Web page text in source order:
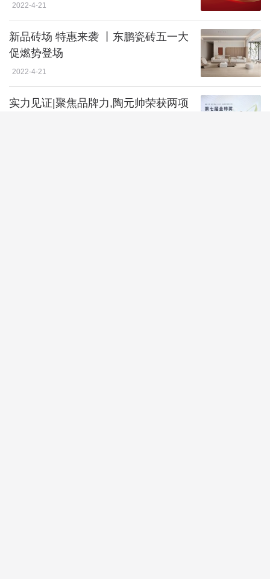
2022-4-21
新品砖场 特惠来袭 丨东鹏瓷砖五一大
促燃势登场
2022-4-21
实力见证|聚焦品牌力,陶元帅荣获两项